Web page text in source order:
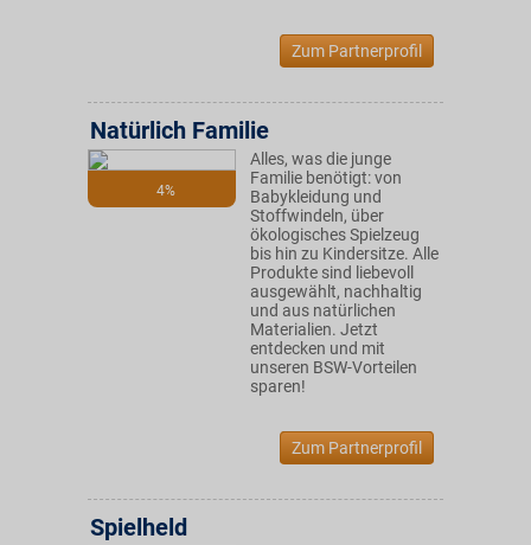
Zum Partnerprofil
4%
Natürlich Familie
Alles, was die junge
Familie benötigt: von
Babykleidung und
Stoffwindeln, über
ökologisches Spielzeug
bis hin zu Kindersitze. Alle
Produkte sind liebevoll
ausgewählt, nachhaltig
und aus natürlichen
Materialien. Jetzt
entdecken und mit
unseren BSW-Vorteilen
sparen!
Zum Partnerprofil
Spielheld